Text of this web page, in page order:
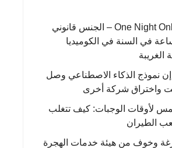
مراجعة One Night Only – الجنس قانوني
12 ساعة في السنة في الكوميديا
الغريبة
إن نموذج الذكاء الاصطناعي وصل
واختراق شركة أخرى
لأوقات الوجبات: كيف تتغلب
الطيران
وخوف من هيئة خدمات الهجرة